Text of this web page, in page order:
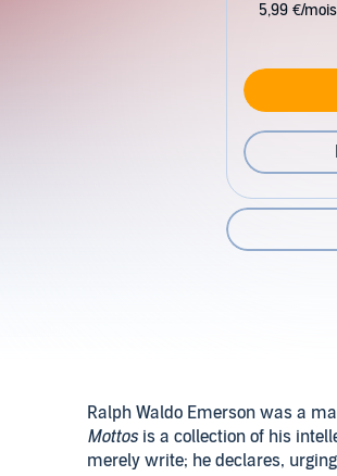
5,99 €/
Ralph Waldo Emerson was a
Mottosis a collection of his
merely write; he declares,